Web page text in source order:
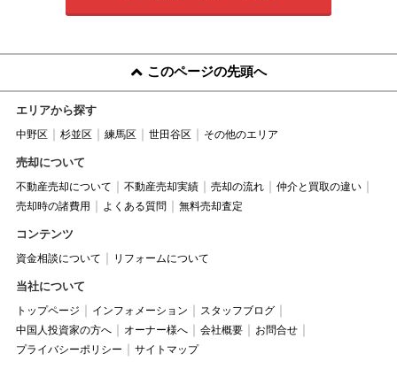
このページの先頭へ
エリアから探す
中野区 杉並区 練馬区 世田谷区 その他のエリア
売却について
不動産売却について 不動産売却実績 売却の流れ
仲介と買取の違い
売却時の諸費用
よくある質問 無料売却査定
コンテンツ
資金相談について リフォームについて
当社について
トップページ インフォメーション
スタッフブログ
中国人投資家の方へ
オーナー様へ 会社概要
お問合せ
プライバシーポリシー
サイトマップ